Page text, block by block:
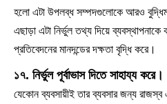
হলো এটা উপলব্ধ সম্পদগুলোকে আরও
এছাড়া এটা নির্ভুল তথ্য দিয়ে ব্যবস্থাপনাকে
প্রতিবেদনের মানদন্ডের দক্ষতা বৃদ্ধি করে।
১৭. নির্ভুল পূর্বাভাস দিতে সাহায্য করে।
যেকোন ব্যবসায়ীই তার ব্যবসার জন্য